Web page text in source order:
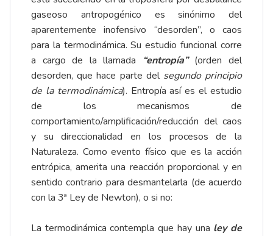
gaseoso antropogénico es sinónimo del
aparentemente inofensivo “desorden”, o caos
para la termodinámica. Su estudio funcional corre
a cargo de la llamada
“entropía”(orden del
desorden, que hace parte del segundo principio
de la termodinámica). Entropía así es el estudio
de los mecanismos de
comportamiento/amplificación/reducción del caos
y su direccionalidad en los procesos de la
Naturaleza. Como evento físico que es la acción
entrópica, amerita una reacción proporcional y en
sentido contrario para desmantelarla (de acuerdo
con la 3ª Ley de Newton), o si no:
La termodinámica contempla que hay una ley de